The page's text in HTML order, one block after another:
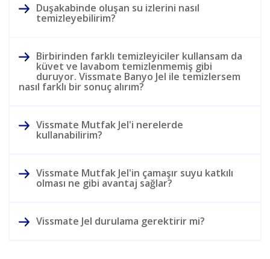
Duşakabinde oluşan su izlerini nasıl
temizleyebilirim?
Birbirinden farklı temizleyiciler kullansam da
küvet ve lavabom temizlenmemiş gibi
duruyor. Vissmate Banyo Jel ile temizlersem
nasıl farklı bir sonuç alırım?
Vissmate Mutfak Jel'i nerelerde
kullanabilirim?
Vissmate Mutfak Jel'in çamaşır suyu katkılı
olması ne gibi avantaj sağlar?
Vissmate Jel durulama gerektirir mi?